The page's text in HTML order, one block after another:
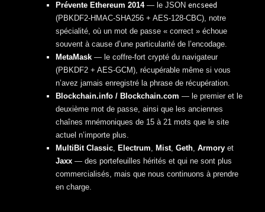
Prévente Ethereum 2014— le JSON encseed
(PBKDF2-HMAC-SHA256 + AES-128-CBC), notre
spécialité, où un mot de passe « correct » échoue
souvent à cause d’une particularité de l’encodage.
MetaMask— le coffre-fort crypté du navigateur
(PBKDF2 + AES-GCM), récupérable même si vous
n’avez jamais enregistré la phrase de récupération.
Blockchain.info / Blockchain.com — le premier et le
deuxième mot de passe, ainsi que les anciennes
chaînes mnémoniques de 15 à 21 mots que le site
actuel n’importe plus.
MultiBit Classic, Electrum, Mist, Geth, Armoryet
Jaxx— des portefeuilles hérités et qui ne sont plus
commercialisés, mais que nous continuons à prendre
en charge.